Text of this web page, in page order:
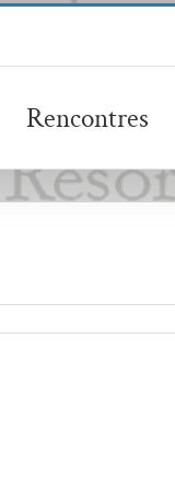
Rencontres